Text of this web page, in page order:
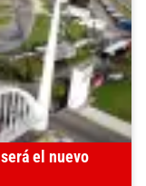
el nuevo